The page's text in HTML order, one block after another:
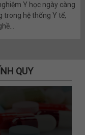
Y học ngày càng
trong hệ thống Y tế,
QUY